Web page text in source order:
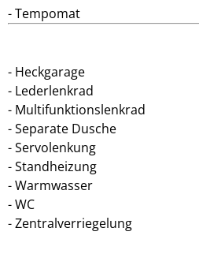
Tempomat
Heckgarage
Lederlenkrad
Multifunktionslenkrad
Separate Dusche
Servolenkung
Standheizung
Warmwasser
WC
Zentralverriegelung